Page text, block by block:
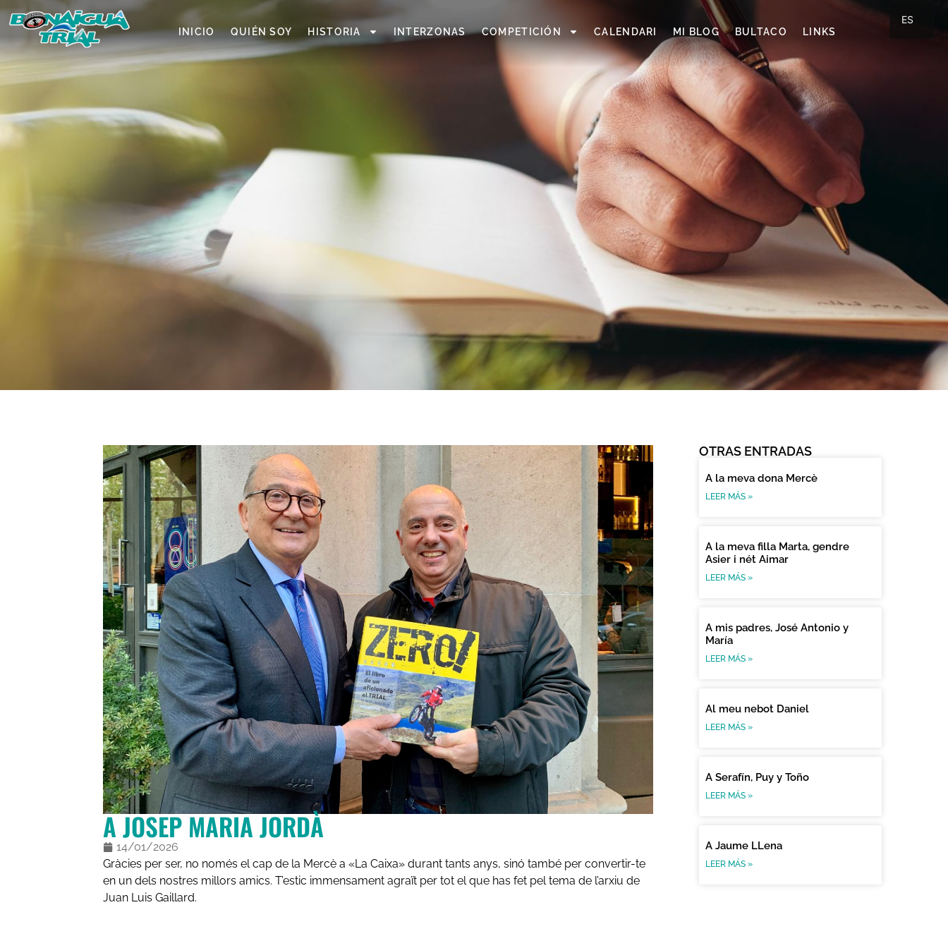
INICIO QUIÉN SOY HISTORIA INTERZONAS COMPETICIÓN CALENDARI MI BLOG BULTACO LINKS
A JOSEP MARIA JORDÀ
14/01/2026
Gràcies per ser, no només el cap de la Mercè a «La Caixa» durant tants anys, sinó també per convertir-te
en un dels nostres millors amics. T’estic immensament agraït per tot el que has fet pel tema de l’arxiu de
Juan Luis Gaillard.
OTRAS ENTRADAS
A la meva dona Mercè
LEER MÁS »
A la meva filla Marta, gendre
Asier i nét Aimar
LEER MÁS »
A mis padres, José Antonio y
María
LEER MÁS »
Al meu nebot Daniel
LEER MÁS »
A Serafín, Puy y Toño
LEER MÁS »
A Jaume LLena
LEER MÁS »
ES